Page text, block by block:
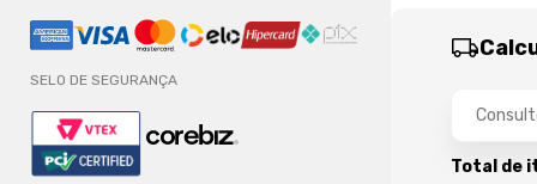
Total de
SELO DE SEGURANÇA